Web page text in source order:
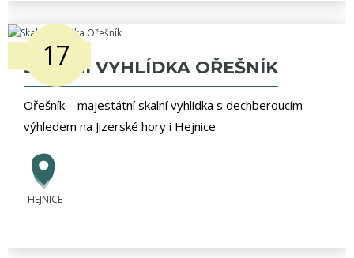
vyhlídky
17
SKALNÍ VYHLÍDKA OŘEŠNÍK
Ořešník – majestátní skalní vyhlídka s dechberoucím
výhledem na Jizerské hory i Hejnice
HEJNICE